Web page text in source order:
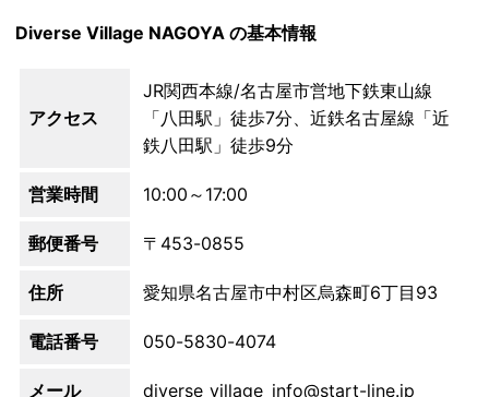
Diverse Village NAGOYA の基本情報
アクセス
JR関西本線/名古屋市営地下鉄東山線
「八田駅」徒歩7分、近鉄名古屋線「近
鉄八田駅」徒歩9分
営業時間 10:00～17:00
郵便番号 〒453-0855
住所 愛知県名古屋市中村区烏森町6丁目93
電話番号 050-5830-4074
メール diverse_village_info@start-line.jp